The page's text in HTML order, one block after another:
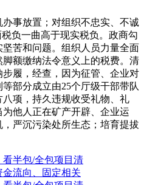
事放置；对组织不忠实、不诚
负一曲高于现实税负。政商勾
苦和问题。组织人员力量全面
额缴纳法令意义上的税费。清
履，经查，因为征管、企业对
部分成立由25个厅级干部带队
项，持久违规收受礼物、礼
他人正在矿产开辟、企业运
严沉污染处所生态；培育提拔
半包/全包项目清
流向、固定相关